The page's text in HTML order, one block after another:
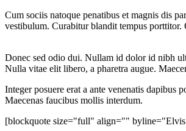
Cum sociis natoque penatibus et magnis dis
vestibulum. Curabitur blandit tempus porttitor.
Donec sed odio dui. Nullam id dolor id nibh
Nulla vitae elit libero, a pharetra augue.
Integer posuere erat a ante venenatis dapibus
Maecenas faucibus mollis interdum.
[blockquote size="full" align=""